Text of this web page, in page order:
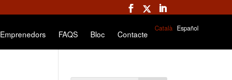
Emprenedors FAQS Bloc Contacte
Català Español